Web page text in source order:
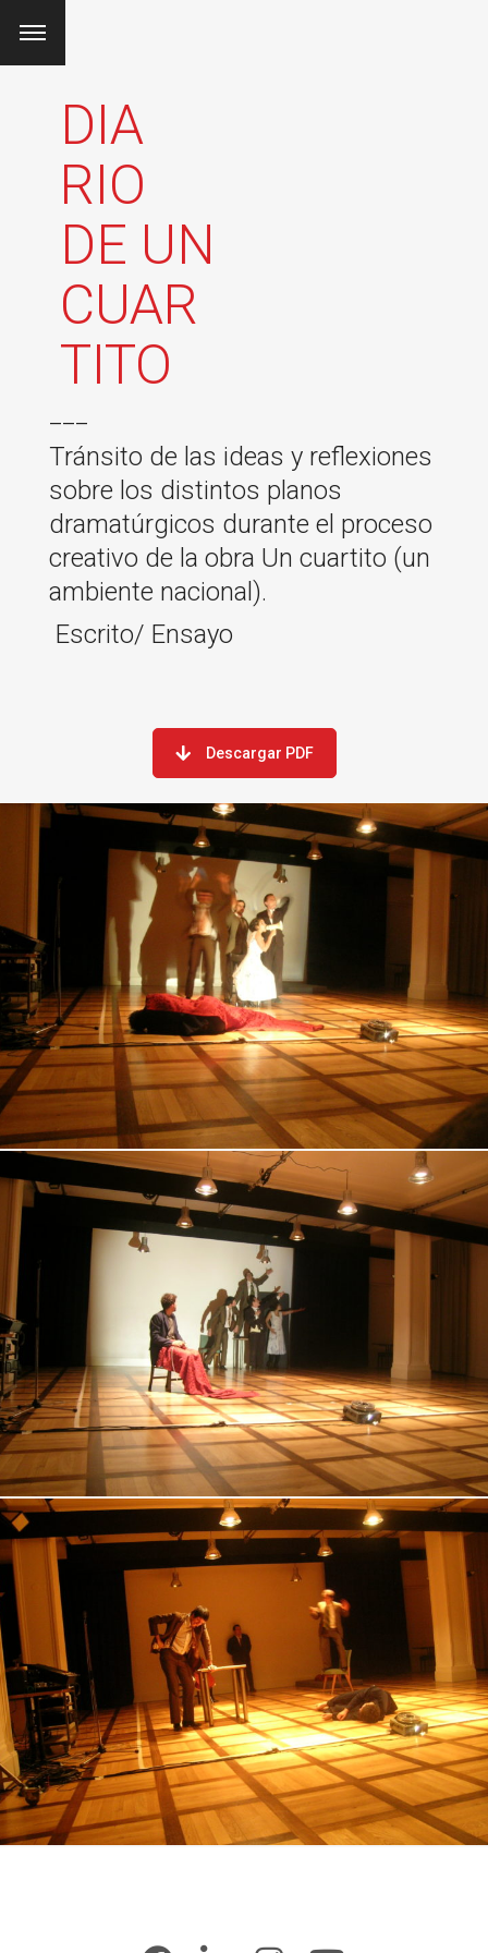
QUÉ ESTÁS BUSCANDO?
DIA
RIO
DE UN
CUAR
TITO
Tránsito de las ideas y reflexiones
sobre los distintos planos
dramatúrgicos durante el proceso
creativo de la obra Un cuartito (un
ambiente nacional).
Escrito/ Ensayo
Descargar PDF